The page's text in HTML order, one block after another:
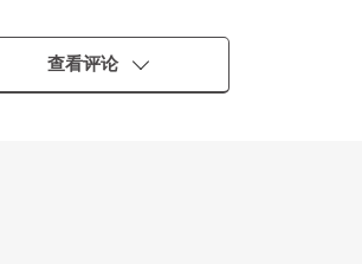
的绿和野川的水面包围的自然富裕的居
9600平米全8栋
型
查看评论